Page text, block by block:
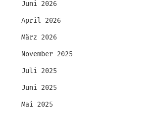
Juni 2026
April 2026
März 2026
November 2025
Juli 2025
Juni 2025
Mai 2025